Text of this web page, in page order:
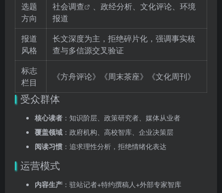
选题
方向
社会调查
、政经分析、文化评论、环境
报道
报道
风格
长文深度为主，拒绝碎片化，强调事实核
查与多信源交叉验证
标志
栏目
《方舟评论》《周末茶座》《文化周刊》
受众群体
核心读者 ：知识阶层、政策研究者、媒体从业者
覆盖领域 ：政府机构、高校智库、企业决策层
阅读习惯 ：追求理性分析，拒绝情绪化表达
运营模式
内容生产 ：驻站记者+特约撰稿人+外部专家智库